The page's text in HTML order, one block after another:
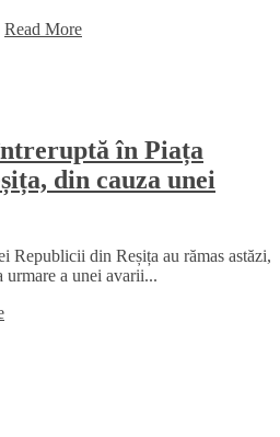
Read More
în Piața
din cauza unei
Republicii din Reșița au rămas astăzi,
urmare a unei avarii...